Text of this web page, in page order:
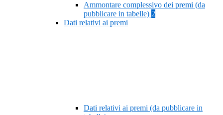
Ammontare complessivo dei premi (da
pubblicare in tabelle) 2
Dati relativi ai premi
Dati relativi ai premi (da pubblicare in